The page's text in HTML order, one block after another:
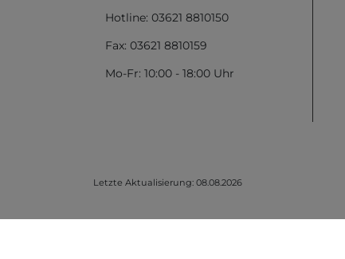
Hotline: 03621 8810150
Fax: 03621 8810159
Mo-Fr: 10:00 - 18:00 Uhr
Letzte Aktualisierung: 08.08.2026